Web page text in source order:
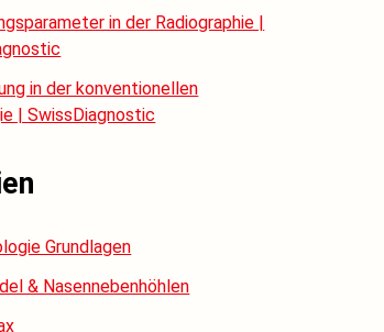
in der Radiographie |
in der konventionellen
| SwissDiagnostic
Grundlagen
& Nasennebenhöhlen